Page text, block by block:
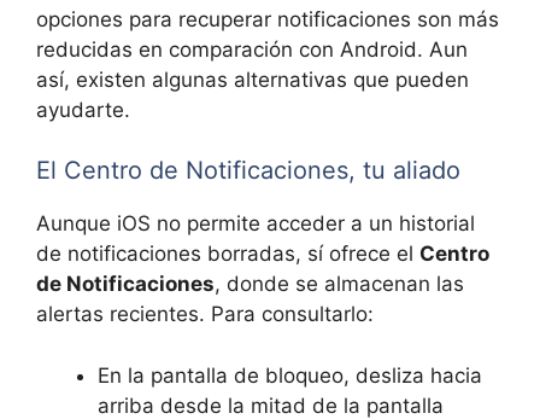
opciones para recuperar notificaciones son más
reducidas en comparación con Android. Aun
así, existen algunas alternativas que pueden
ayudarte.
El Centro de Notificaciones, tu aliado
Aunque iOS no permite acceder a un historial
de notificaciones borradas, sí ofrece el Centro
de Notificaciones, donde se almacenan las
alertas recientes. Para consultarlo:
En la pantalla de bloqueo, desliza hacia
arriba desde la mitad de la pantalla